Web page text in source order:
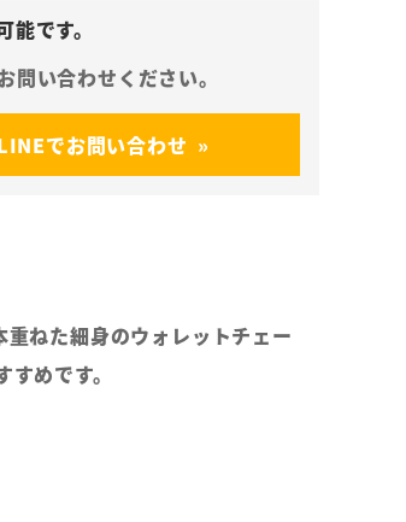
でお問い合わせ
ねた細身のウォレットチェー
めです。